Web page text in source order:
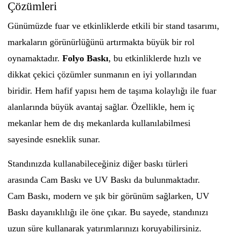
Çözümleri
Günümüzde fuar ve etkinliklerde etkili bir stand tasarımı,
markaların görünürlüğünü artırmakta büyük bir rol
oynamaktadır. Folyo Baskı, bu etkinliklerde hızlı ve
dikkat çekici çözümler sunmanın en iyi yollarından
biridir. Hem hafif yapısı hem de taşıma kolaylığı ile fuar
alanlarında büyük avantaj sağlar. Özellikle, hem iç
mekanlar hem de dış mekanlarda kullanılabilmesi
sayesinde esneklik sunar.
Standınızda kullanabileceğiniz diğer baskı türleri
arasında Cam Baskı ve UV Baskı da bulunmaktadır.
Cam Baskı, modern ve şık bir görünüm sağlarken, UV
Baskı dayanıklılığı ile öne çıkar. Bu sayede, standınızı
uzun süre kullanarak yatırımlarınızı koruyabilirsiniz.